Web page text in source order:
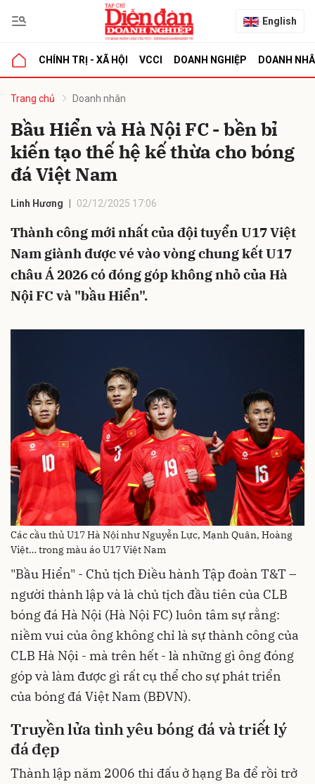
English
CHÍNH TRỊ - XÃ HỘI VCCI DOANH NGHIỆP DOANH
Trang chủ Doanh nhân
Bầu Hiển và Hà Nội FC - bền bỉ
kiến tạo thế hệ kế thừa cho bóng
đá Việt Nam
Linh Hương 02/12/2025 17:06
Thành công mới nhất của đội tuyển U17 Việt
Nam giành được vé vào vòng chung kết U17
châu Á 2026 có đóng góp không nhỏ của Hà
Nội FC và "bầu Hiển".
Các cầu thủ U17 Hà Nội như Nguyễn Lực, Mạnh Quân, Hoàng
Việt… trong màu áo U17 Việt Nam
"Bầu Hiển" - Chủ tịch Điều hành Tập đoàn T&T –
người thành lập và là chủ tịch đầu tiên của CLB
bóng đá Hà Nội (Hà Nội FC) luôn tâm sự rằng:
niềm vui của ông không chỉ là sự thành công của
CLB Hà Nội - mà trên hết - là những gì ông đóng
góp và làm được gì rất cụ thể cho sự phát triển
của bóng đá Việt Nam (BĐVN).
Truyền lửa tình yêu bóng đá và triết lý
đá đẹp
Thành lập năm 2006 thi đấu ở hạng Ba để rồi trở
luận
Hủy